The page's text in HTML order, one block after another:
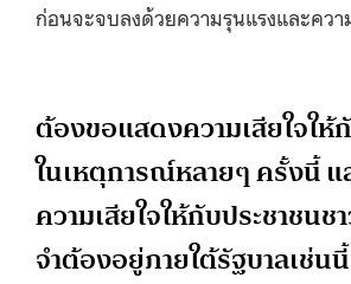
ก่อนจะจบลงด้วยความรุนแรงและควา
ต้องขอแสดงความเสียใจใ
ในเหตุการณ์หลายๆ ครั้งนี้
ความเสียใจให้กับประชาชน
จำต้องอยู่ภายใต้รัฐบาลเช่นนี้